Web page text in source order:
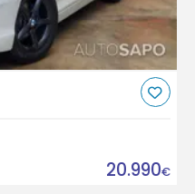
20.990€